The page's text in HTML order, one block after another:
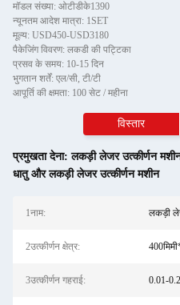
मॉडल संख्या: ओटीडीके1390
न्यूनतम आदेश मात्रा: 1SET
मूल्य: USD450-USD3180
पैकेजिंग विवरण: लकडी की पट्टिका
प्रसव के समय: 10-15 दिन
भुगतान शर्तें: एल/सी, टी/टी
आपूर्ति की क्षमता: 100 सेट / महीना
विस्तार
प्रमुखता देना:लकड़ी लेजर उत्कीर्णन
धातु और लकड़ी लेजर उत्कीर्णन मशीन
1नाम: लकड़ी
2उत्कीर्णन क्षेत्र:
3उत्कीर्णन गहराई: 0.01-0.2